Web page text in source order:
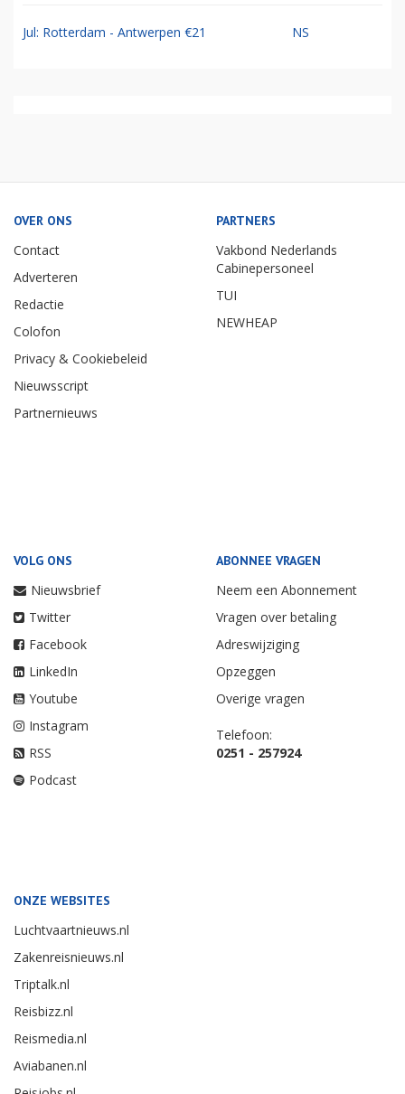
Jul: Rotterdam - Antwerpen €21 NS
OVER ONS
Contact
Adverteren
Redactie
Colofon
Privacy & Cookiebeleid
Nieuwsscript
Partnernieuws
PARTNERS
Vakbond Nederlands
Cabinepersoneel
TUI
NEWHEAP
VOLG ONS
Nieuwsbrief
Twitter
Facebook
LinkedIn
Youtube
Instagram
RSS
Podcast
ABONNEE VRAGEN
Neem een Abonnement
Vragen over betaling
Adreswijziging
Opzeggen
Overige vragen
Telefoon:
0251 - 257924
ONZE WEBSITES
Luchtvaartnieuws.nl
Zakenreisnieuws.nl
Triptalk.nl
Reisbizz.nl
Reismedia.nl
Aviabanen.nl